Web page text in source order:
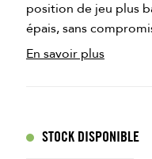
position de jeu plus
épais, sans
En savoir plus
STOCK DISPONIBLE